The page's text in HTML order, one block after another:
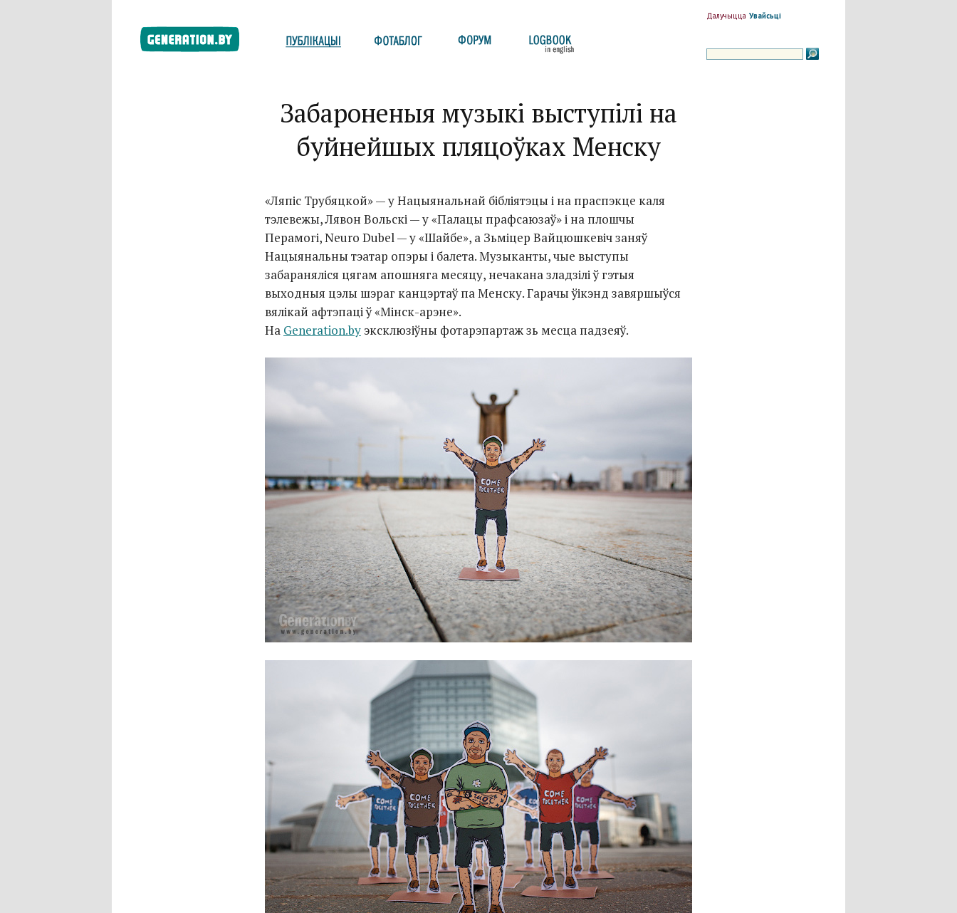
Далучыцца Увайсьці
Забароненыя музыкі выступілі на
буйнейшых пляцоўках Менску
«Ляпіс Трубяцкой» — у Нацыянальнай бібліятэцы і на праспэкце каля
тэлевежы, Лявон Вольскі — у «Палацы прафсаюзаў» і на плошчы
Перамогі, Neuro Dubel — у «Шайбе», а Зьміцер Вайцюшкевіч заняў
Нацыянальны тэатар опэры і балета. Музыканты, чые выступы
забараняліся цягам апошняга месяцу, нечакана зладзілі ў гэтыя
выходныя цэлы шэраг канцэртаў па Менску. Гарачы ўікэнд завяршыўся
вялікай афтэпаці ў «Мінск-арэне».
На Generation.by эксклюзіўны фотарэпартаж зь месца падзеяў.